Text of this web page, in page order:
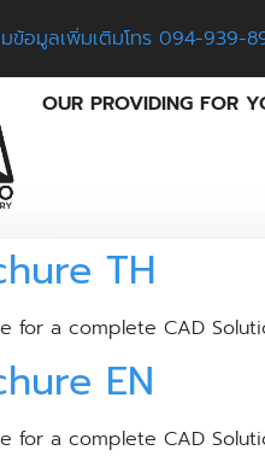
ข้อมูลเพิ่มเติมโทร 094-939-
OUR PROVIDING FOR
TH
for a complete CAD
EN
for a complete CAD